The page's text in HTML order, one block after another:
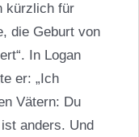
kürzlich für
die Geburt von
In Logan
er: „Ich
Vätern: Du
anders. Und